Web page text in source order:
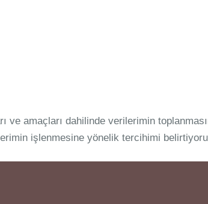
amaçları dahilinde verilerimin
işlenmesine yönelik tercihimi